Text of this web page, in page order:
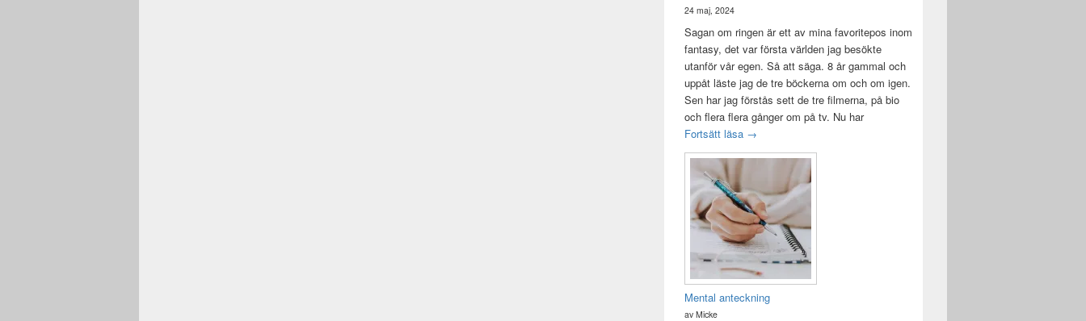
24 maj, 2024
Sagan om ringen är ett av mina favoritepos inom
fantasy, det var första världen jag besökte
utanför vår egen. Så att säga. 8 år gammal och
uppåt läste jag de tre böckerna om och om igen.
Sen har jag förstås sett de tre filmerna, på bio
och flera flera gånger om på tv. Nu har
Fortsätt läsa Sagan om ringen-maraton
→
Mental anteckning
av Micke